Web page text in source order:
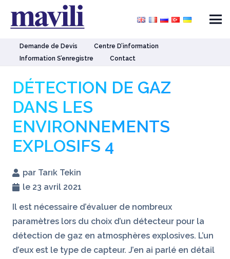
Demande de Devis
Centre D’information
Information S’enregistre
Contact
DÉTECTION DE GAZ
DANS LES
ENVIRONNEMENTS
EXPLOSIFS 4
par Tarık Tekin
le 23 avril 2021
Il est nécessaire d’évaluer de nombreux
paramètres lors du choix d’un détecteur pour la
détection de gaz en atmosphères explosives. L’un
d’eux est le type de capteur. J’en ai parlé en détail